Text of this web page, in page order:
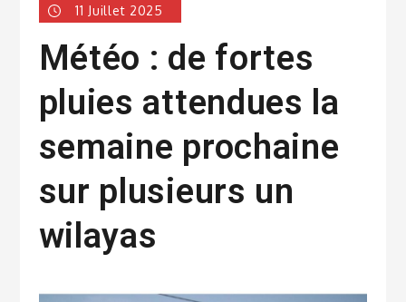
11 Juillet 2025
Météo : de fortes
pluies attendues la
semaine prochaine
sur plusieurs un
wilayas